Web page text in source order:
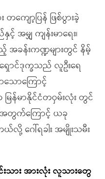
ကျော့ပြန် ဖြစ်ပွားခဲ့
အမျှ ကျန်းမာရေး၊
အခန်းကဏ္ဍများတွင် နိမ့်
ရှောင်ဒုက္ခသည် လူဦးရေ
ောကြောင့်
န်မာနိုင်ငံတဝှမ်းလုံး တွင်
ည့်အတွက်ကြောင့် ယခု
လို့ ဂေါ်ရခါး အမျိုးသမီး
သား အားလုံး လူသားတွေ